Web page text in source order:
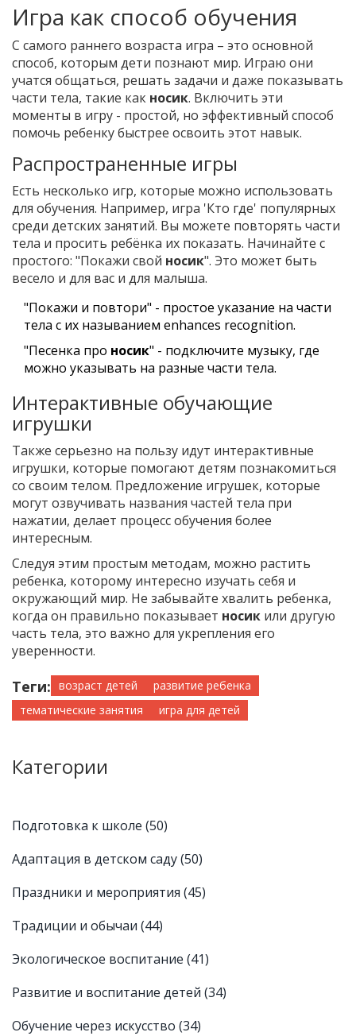
Игра как способ обучения
С самого раннего возраста игра – это основной
способ, которым дети познают мир. Играю они
учатся общаться, решать задачи и даже показывать
части тела, такие как носик. Включить эти
моменты в игру - простой, но эффективный способ
помочь ребенку быстрее освоить этот навык.
Распространенные игры
Есть несколько игр, которые можно использовать
для обучения. Например, игра 'Кто где' популярных
среди детских занятий. Вы можете повторять части
тела и просить ребёнка их показать. Начинайте с
простого: "Покажи свой носик". Это может быть
весело и для вас и для малыша.
"Покажи и повтори" - простое указание на части
тела с их называнием enhances recognition.
"Песенка про носик" - подключите музыку, где
можно указывать на разные части тела.
Интерактивные обучающие
игрушки
Также серьезно на пользу идут интерактивные
игрушки, которые помогают детям познакомиться
со своим телом. Предложение игрушек, которые
могут озвучивать названия частей тела при
нажатии, делает процесс обучения более
интересным.
Следуя этим простым методам, можно растить
ребенка, которому интересно изучать себя и
окружающий мир. Не забывайте хвалить ребенка,
когда он правильно показывает носик или другую
часть тела, это важно для укрепления его
уверенности.
Теги: возраст детей
развитие ребенка
тематические занятия
игра для детей
Категории
Подготовка к школе (50)
Адаптация в детском саду(50)
Праздники и мероприятия (45)
Традиции и обычаи (44)
Экологическое воспитание (41)
Развитие и воспитание детей (34)
Обучение через искусство (34)